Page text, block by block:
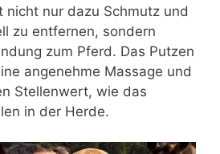
nicht nur dazu Schmutz und
zu entfernen, sondern
zum Pferd. Das Putzen
angenehme Massage und
Stellenwert, wie das
in der Herde.